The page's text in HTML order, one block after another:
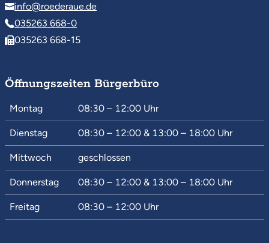
info@roederaue.de
035263 668-0
035263 668-15
Öffnungszeiten Bürgerbüro
Montag 08:30 – 12:00 Uhr
Dienstag 08:30 – 12:00 & 13:00 – 18:00 Uhr
Mittwoch geschlossen
Donnerstag 08:30 – 12:00 & 13:00 – 18:00 Uhr
Freitag 08:30 – 12:00 Uhr